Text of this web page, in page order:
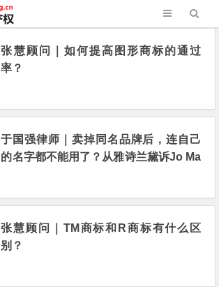
张慧顾问｜如何提高图形商标的通过
率？
于国强律师｜卖掉同名品牌后，连自己
的名字都不能用了？从雅诗兰黛诉Jo Ma
张慧顾问｜TM商标和R商标有什么区
别？